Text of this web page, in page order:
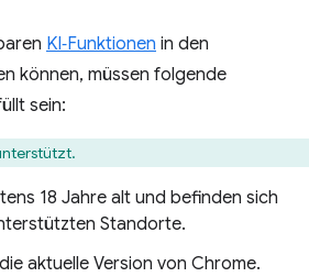
KI‑Funktionen in den
können, müssen folgende
sein:
18 Jahre alt und befinden sich
Standorte.
aktuelle Version von Chrome.